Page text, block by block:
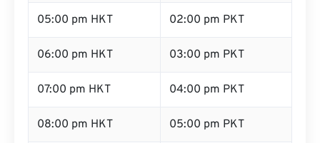
05:00 pm HKT 02:00 pm PKT
06:00 pm HKT 03:00 pm PKT
07:00 pm HKT 04:00 pm PKT
08:00 pm HKT 05:00 pm PKT